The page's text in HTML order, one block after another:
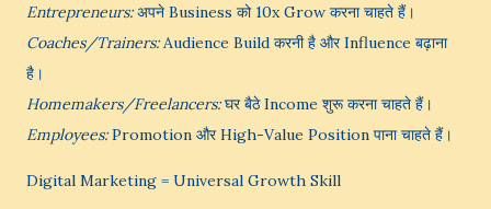
Entrepreneurs:अपने Business को 10x Grow करना चाहते हैं।
Coaches/Trainers:Audience Build करनी है और Influence बढ़ाना
है।
Homemakers/Freelancers:घर बैठे Income शुरू करना चाहते हैं।
Employees:Promotion और High-Value Position पाना चाहते हैं।
Digital Marketing = Universal Growth Skill